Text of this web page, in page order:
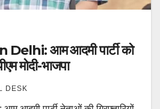
आम आदमी पार्टी को
मोदी-भाजपा
DESK